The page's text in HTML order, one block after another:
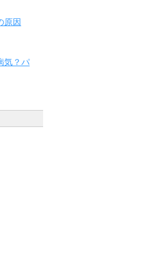
原因
気？パ